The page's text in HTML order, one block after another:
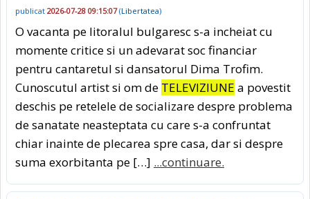
publicat 2026-07-28 09:15:07(Libertatea)
O vacanta pe litoralul bulgaresc s-a incheiat cu
momente critice si un adevarat soc financiar
pentru cantaretul si dansatorul Dima Trofim.
Cunoscutul artist si om de TELEVIZIUNE a povestit
deschis pe retelele de socializare despre problema
de sanatate neasteptata cu care s-a confruntat
chiar inainte de plecarea spre casa, dar si despre
suma exorbitanta pe […] ...continuare.